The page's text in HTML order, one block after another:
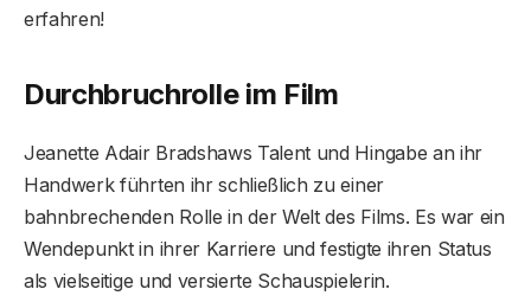
erfahren!
Durchbruchrolle im Film
Jeanette Adair Bradshaws Talent und Hingabe an ihr
Handwerk führten ihr schließlich zu einer
bahnbrechenden Rolle in der Welt des Films. Es war ein
Wendepunkt in ihrer Karriere und festigte ihren Status
als vielseitige und versierte Schauspielerin.